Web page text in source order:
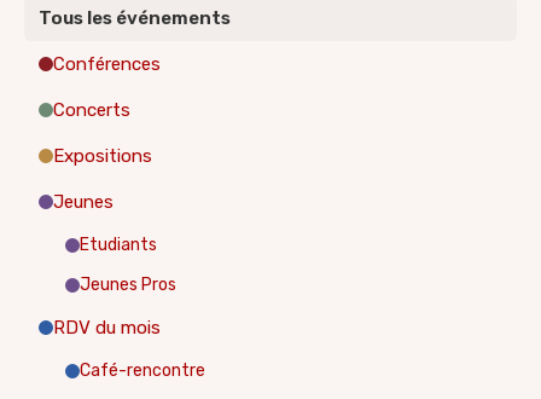
Tous les événements
Conférences
Concerts
Expositions
Jeunes
Etudiants
Jeunes Pros
RDV du mois
Café-rencontre